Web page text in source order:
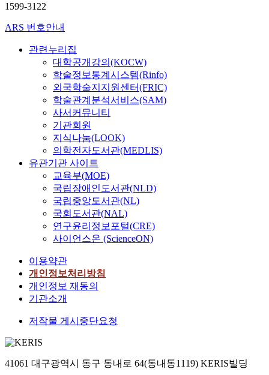
1599-3122
ARS 번호안내
관련누리집
대학공개강의(KOCW)
학술정보통계시스템(Rinfo)
외국학술지지원센터(FRIC)
학술관계분석서비스(SAM)
사서커뮤니티
기관회원
지식나눔(LOOK)
의학전자도서관(MEDLIS)
유관기관 사이트
교육부(MOE)
국립장애인도서관(NLD)
국립중앙도서관(NL)
국회도서관(NAL)
연구윤리정보포털(CRE)
사이언스온 (ScienceON)
이용약관
개인정보처리방침
개인정보 재동의
기관소개
저작물 게시중단요청
41061 대구광역시 동구 동내로 64(동내동1119) KERIS빌딩